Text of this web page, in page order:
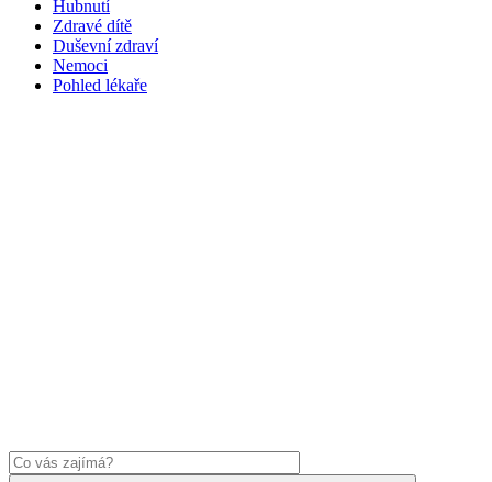
Hubnutí
Zdravé dítě
Duševní zdraví
Nemoci
Pohled lékaře